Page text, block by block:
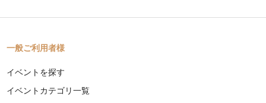
一般ご利用者様
イベントを探す
イベントカテゴリ一覧